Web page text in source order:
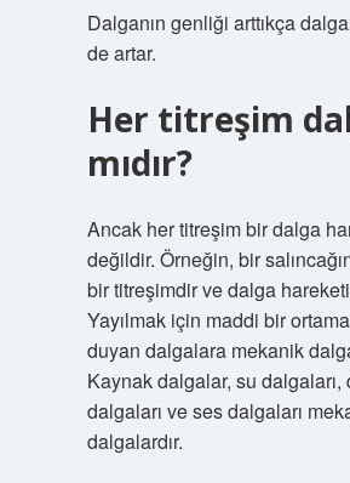
Dalganın genliği arttıkça
de artar.
Her titreşim
mıdır?
Ancak her titreşim bir dalga
değildir. Örneğin, bir
bir titreşimdir ve dalga
Yayılmak için maddi bir
duyan dalgalara mekanik
Kaynak dalgalar, su dalgaları,
dalgaları ve ses dalgaları
dalgalardır.